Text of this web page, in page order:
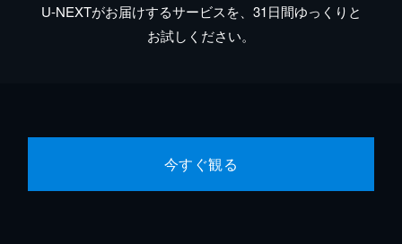
U-NEXTがお届けするサービスを、31日間ゆっくりと
お試しください。
今すぐ観る